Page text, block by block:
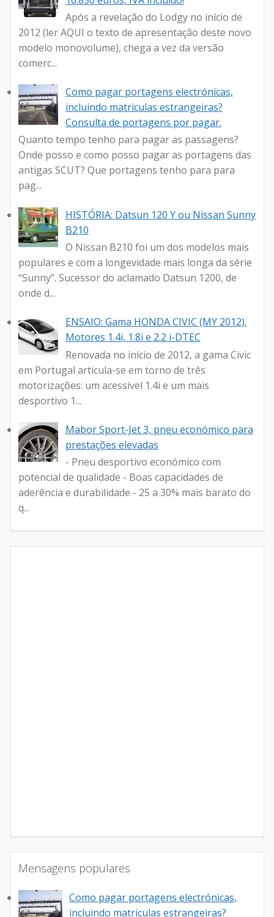
Após a revelação do Lodgy no início de
2012 (ler AQUI o texto de apresentação deste novo
modelo monovolume), chega a vez da versão
comerc...
Como pagar portagens electrónicas,
incluindo matriculas estrangeiras?
Consulta de portagens por pagar.
Quanto tempo tenho para pagar as passagens?
Onde posso e como posso pagar as portagens das
antigas SCUT? Que portagens tenho para para
pag...
HISTÓRIA: Datsun 120 Y ou Nissan Sunny
B210
O Nissan B210 foi um dos modelos mais
populares e com a longevidade mais longa da série
“Sunny”. Sucessor do aclamado Datsun 1200, de
onde d...
ENSAIO: Gama HONDA CIVIC (MY 2012).
Motores 1.4i, 1.8i e 2.2 i-DTEC
Renovada no início de 2012, a gama Civic
em Portugal articula-se em torno de três
motorizações: um acessível 1.4i e um mais
desportivo 1...
Mabor Sport-Jet 3, pneu económico para
prestações elevadas
- Pneu desportivo económico com
potencial de qualidade - Boas capacidades de
aderência e durabilidade - 25 a 30% mais barato do
q...
Mensagens populares
Como pagar portagens electrónicas,
incluindo matriculas estrangeiras?